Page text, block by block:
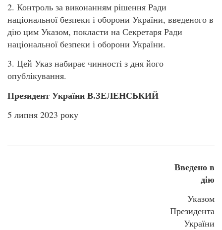
2. Контроль за виконанням рішення Ради
національної безпеки і оборони України, введеного в
дію цим Указом, покласти на Секретаря Ради
національної безпеки і оборони України.
3. Цей Указ набирає чинності з дня його
опублікування.
Президент України В.ЗЕЛЕНСЬКИЙ
5 липня 2023 року
Введено в
дію
Указом
Президента
України